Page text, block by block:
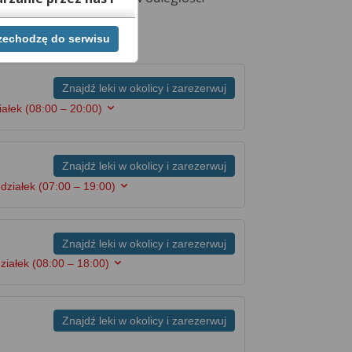
Znajdź leki w okolicy i zarezerwuj
(08:00 – 20:00)
Znajdź leki w okolicy i zarezerwuj
(07:00 – 19:00)
Znajdź leki w okolicy i zarezerwuj
(08:00 – 18:00)
Znajdź leki w okolicy i zarezerwuj
chwili cofnąć,
Jeżeli chcesz
tego dokonać
do serwisu